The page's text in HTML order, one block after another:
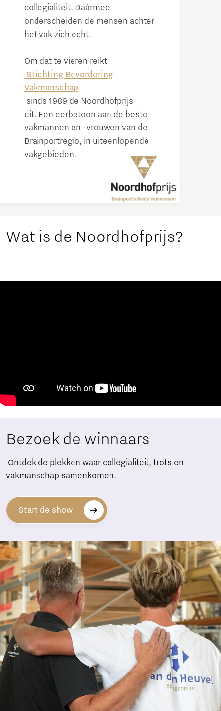
collegialiteit. Dáármee
onderscheiden de mensen achter
het vak zich écht.
Om dat te vieren reikt
Stichting Bevordering
Vakmanschap
sinds 1989 de Noordhofprijs
uit. Een eerbetoon aan de beste
vakmannen en -vrouwen van de
Brainportregio, in uiteenlopende
vakgebieden.
Wat is de Noordhofprijs?
Bezoek de winnaars
Ontdek de plekken waar collegialiteit, trots en
vakmanschap samenkomen.
Start de show!